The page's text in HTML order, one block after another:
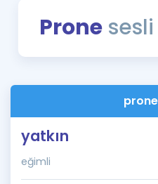
Blog
İngilizce Gramer
Prone
yatkın
eğimli